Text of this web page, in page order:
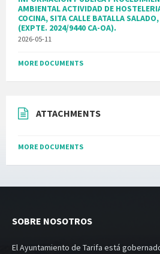
AMBIENTAL ACTIVIDAD DE
COCINA, SITA CALLE BATALLA
(EXPTE. 2024/9440 CA-OA).
2026-05-11
MORE DOCUMENTS
ATTACHMENTS
MORE DOCUMENTS
SOBRE NOSOTROS
El Ayuntamiento de Tarifa está